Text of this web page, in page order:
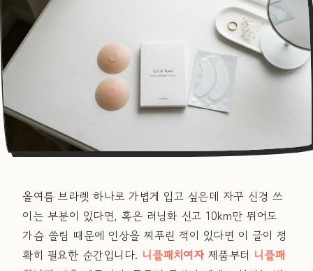
올여름 브라렛 하나로 가볍게 입고 싶은데 자꾸 신경 쓰
이는 부분이 있다면, 혹은 러닝화 신고 10km만 뛰어도
가슴 쓸림 때문에 인상을 찌푸린 적이 있다면 이 글이 정
확히 필요한 순간입니다. 니플패치여자 제품부터 니플패